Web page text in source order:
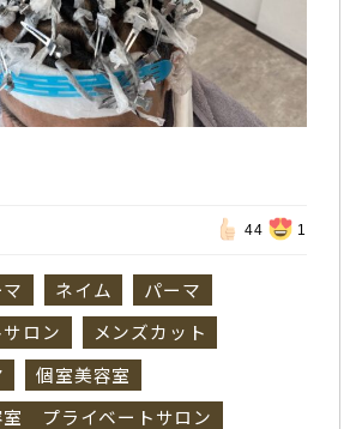
44 1
ネイム
パーマ
ロン
メンズカット
個室美容室
プライベートサロン